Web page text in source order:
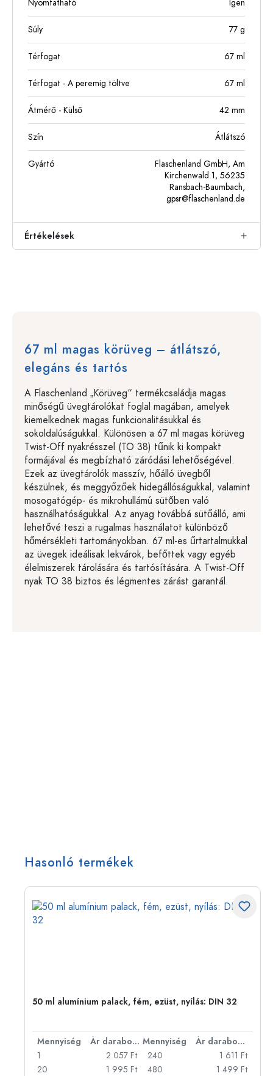
Nyomtatható Igen
Súly 77 g
Térfogat 67 ml
Térfogat - A peremig töltve 67 ml
Átmérő - Külső 42 mm
Szín Átlátszó
Gyártó
Flaschenland GmbH, Am
Kirchenwald 1, 56235
Ransbach-Baumbach,
gpsr@flaschenland.de
Értékelések
67 ml magas körüveg – átlátszó,
elegáns és tartós
A Flaschenland „Körüveg“ termékcsaládja magas
minőségű üvegtárolókat foglal magában, amelyek
kiemelkednek magas funkcionalitásukkal és
sokoldalúságukkal. Különösen a 67 ml magas körüveg
Twist-Off nyakrésszel (TO 38) tűnik ki kompakt
formájával és megbízható záródási lehetőségével.
Ezek az üvegtárolók masszív, hőálló üvegből
készülnek, és meggyőzőek hidegállóságukkal, valamint
mosogatógép- és mikrohullámú sütőben való
használhatóságukkal. Az anyag továbbá sütőálló, ami
lehetővé teszi a rugalmas használatot különböző
hőmérsékleti tartományokban. 67 ml-es űrtartalmukkal
az üvegek ideálisak lekvárok, befőttek vagy egyéb
élelmiszerek tárolására és tartósítására. A Twist-Off
nyak TO 38 biztos és légmentes zárást garantál.
Hasonló termékek
50 ml alumínium palack, fém, ezüst, nyílás: DIN 32
Mennyiség Ár darabonként Mennyiség
Ár darabonként
1
2 057 Ft
20
1 995 Ft
240
1 611 Ft
480
1 499 Ft